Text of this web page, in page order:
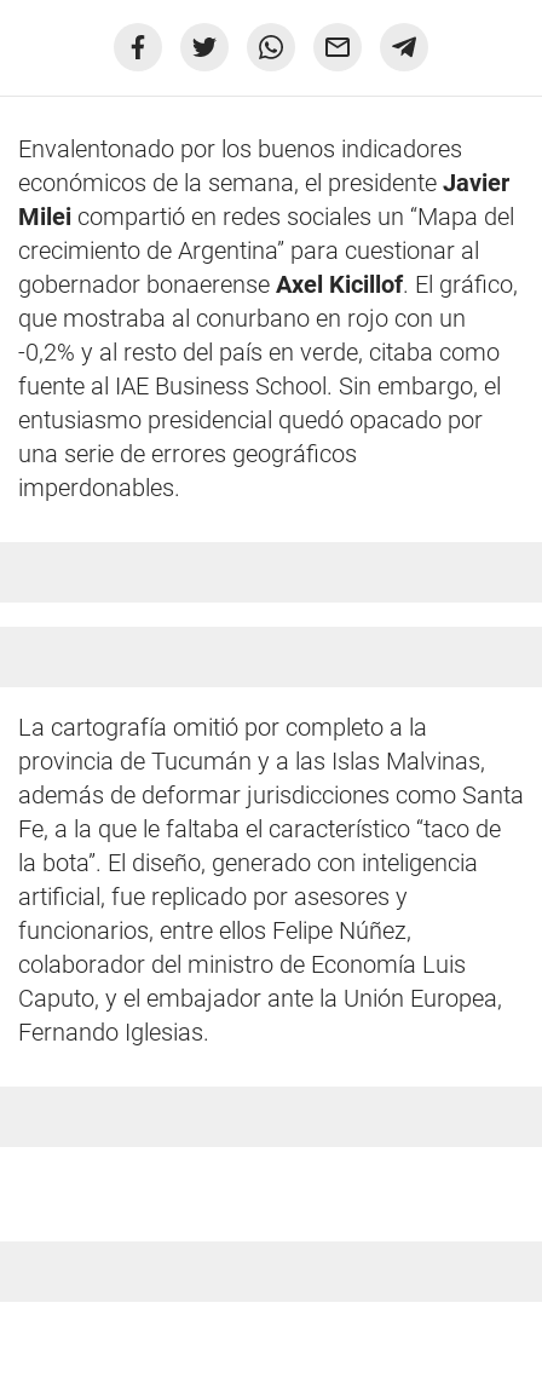
Envalentonado por los buenos indicadores
económicos de la semana, el presidente Javier
Milei compartió en redes sociales un “Mapa del
crecimiento de Argentina” para cuestionar al
gobernador bonaerense Axel Kicillof. El gráfico,
que mostraba al conurbano en rojo con un
-0,2% y al resto del país en verde, citaba como
fuente al IAE Business School. Sin embargo, el
entusiasmo presidencial quedó opacado por
una serie de errores geográficos
imperdonables.
La cartografía omitió por completo a la
provincia de Tucumán y a las Islas Malvinas,
además de deformar jurisdicciones como Santa
Fe, a la que le faltaba el característico “taco de
la bota”. El diseño, generado con inteligencia
artificial, fue replicado por asesores y
funcionarios, entre ellos Felipe Núñez,
colaborador del ministro de Economía Luis
Caputo, y el embajador ante la Unión Europea,
Fernando Iglesias.